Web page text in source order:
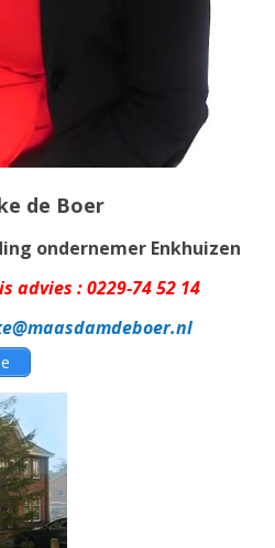
de Boer
ondernemer Enkhuizen
advies :0229-74 52 14